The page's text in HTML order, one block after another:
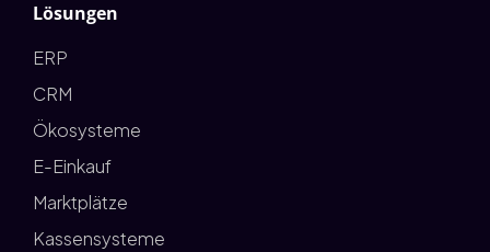
Lösungen
ERP
CRM
Ökosysteme
E-Einkauf
Marktplätze
Kassensysteme